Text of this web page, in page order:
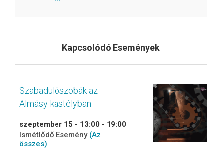
Kapcsolódó Események
Szabadulószobák az
Almásy-kastélyban
szeptember 15 - 13:00 - 19:00
Ismétlődő Esemény (Az
összes)